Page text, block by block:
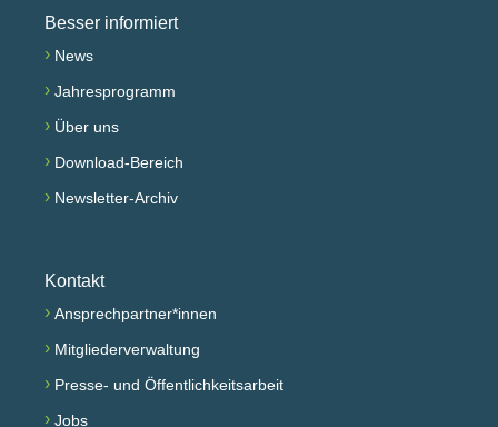
Besser informiert
› News
› Jahresprogramm
› Über uns
› Download-Bereich
› Newsletter-Archiv
Kontakt
› Ansprechpartner*innen
› Mitgliederverwaltung
› Presse- und Öffentlichkeitsarbeit
› Jobs